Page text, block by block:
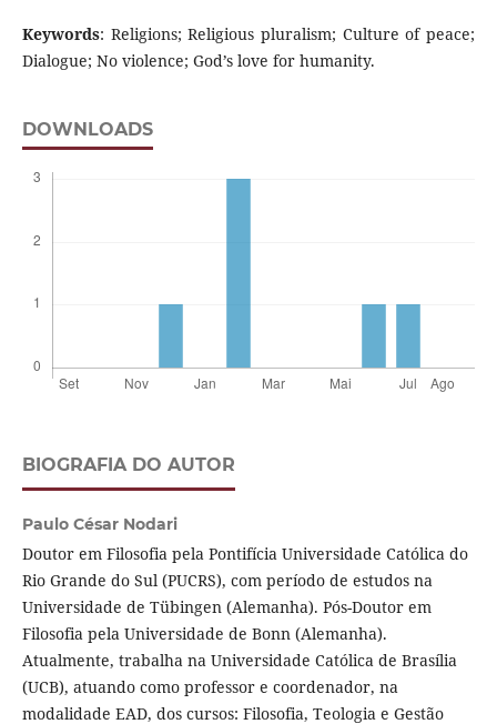
Keywords: Religions; Religious pluralism; Culture of peace;
Dialogue; No violence; God’s love for humanity.
DOWNLOADS
BIOGRAFIA DO AUTOR
Paulo César Nodari
Doutor em Filosofia pela Pontifícia Universidade Católica do
Rio Grande do Sul (PUCRS), com período de estudos na
Universidade de Tübingen (Alemanha). Pós-Doutor em
Filosofia pela Universidade de Bonn (Alemanha).
Atualmente, trabalha na Universidade Católica de Brasília
(UCB), atuando como professor e coordenador, na
modalidade EAD, dos cursos: Filosofia, Teologia e Gestão